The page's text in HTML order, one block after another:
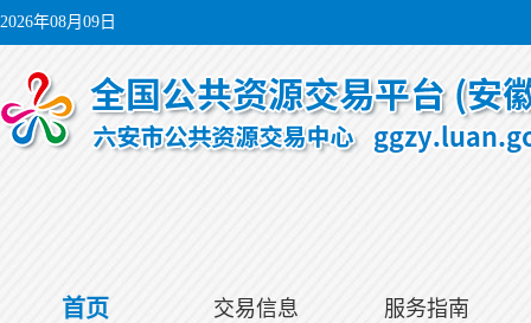
2026年08月09日
首页 交易信息 服务指南